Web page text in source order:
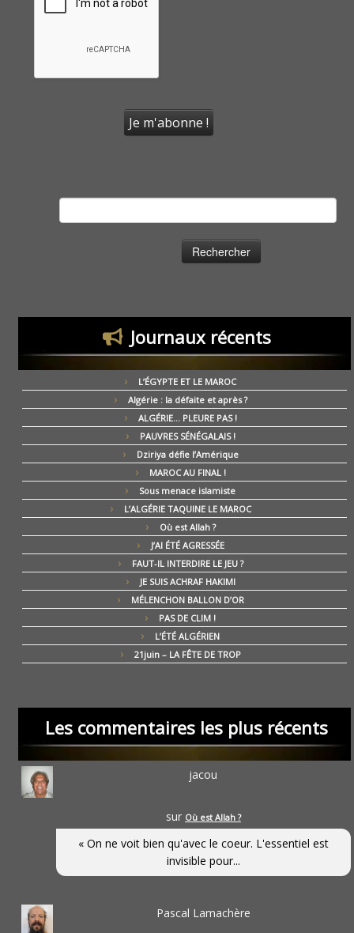
Journaux récents
L’ÉGYPTE ET LE MAROC
Algérie : la défaite et après ?
ALGÉRIE… PLEURE PAS !
PAUVRES SÉNÉGALAIS !
Dziriya défie l’Amérique
MAROC AU FINAL !
Sous menace islamiste
L’ALGÉRIE TAQUINE LE MAROC
Où est Allah ?
J’AI ÉTÉ AGRESSÉE
FAUT-IL INTERDIRE LE JEU ?
JE SUIS ACHRAF HAKIMI
MÉLENCHON BALLON D’OR
PAS DE CLIM !
L’ÉTÉ ALGÉRIEN
21juin – LA FÊTE DE TROP
Les commentaires les plus récents
jacou
sur Où est Allah ?
« On ne voit bien qu'avec le coeur. L'essentiel est
invisible pour...
Pascal Lamachère